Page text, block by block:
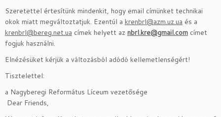
Szeretettel értesítünk mindenkit, hogy email címünket technikai
okok miatt megváltoztatjuk. Ezentúl a krenbrl@azm.uz.ua és a
krenbrl@bereg.net.ua címek helyett az nbrl.kre@gmail.com címet
fogjuk használni.
Elnézésüket kérjük a változásból adódó kellemetlenségért!
Tisztelettel:
a Nagyberegi Református Líceum vezetősége
Dear Friends,